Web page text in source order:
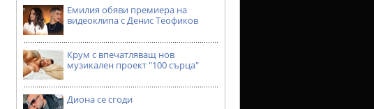
Емилия обяви премиера на
видеоклипа с Денис Теофиков
Крум с впечатляващ нов
музикален проект "100 сърца"
Диона се сгоди